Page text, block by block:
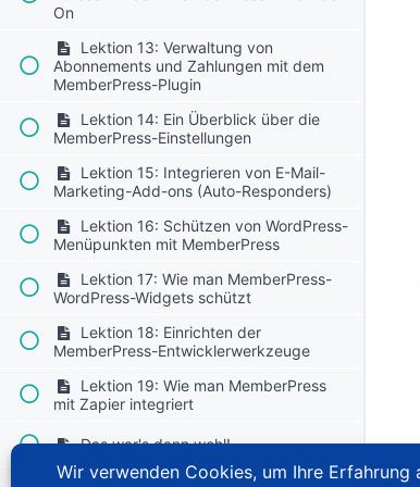
On
Lektion 13: Verwaltung von
Abonnements und Zahlungen mit dem
MemberPress-Plugin
Lektion 14: Ein Überblick über die
MemberPress-Einstellungen
Lektion 15: Integrieren von E-Mail-
Marketing-Add-ons (Auto-Responders)
Lektion 16: Schützen von WordPress-
Menüpunkten mit MemberPress
Lektion 17: Wie man MemberPress-
WordPress-Widgets schützt
Lektion 18: Einrichten der
MemberPress-Entwicklerwerkzeuge
Lektion 19: Wie man MemberPress
mit Zapier integriert
Das war's dann wohl!